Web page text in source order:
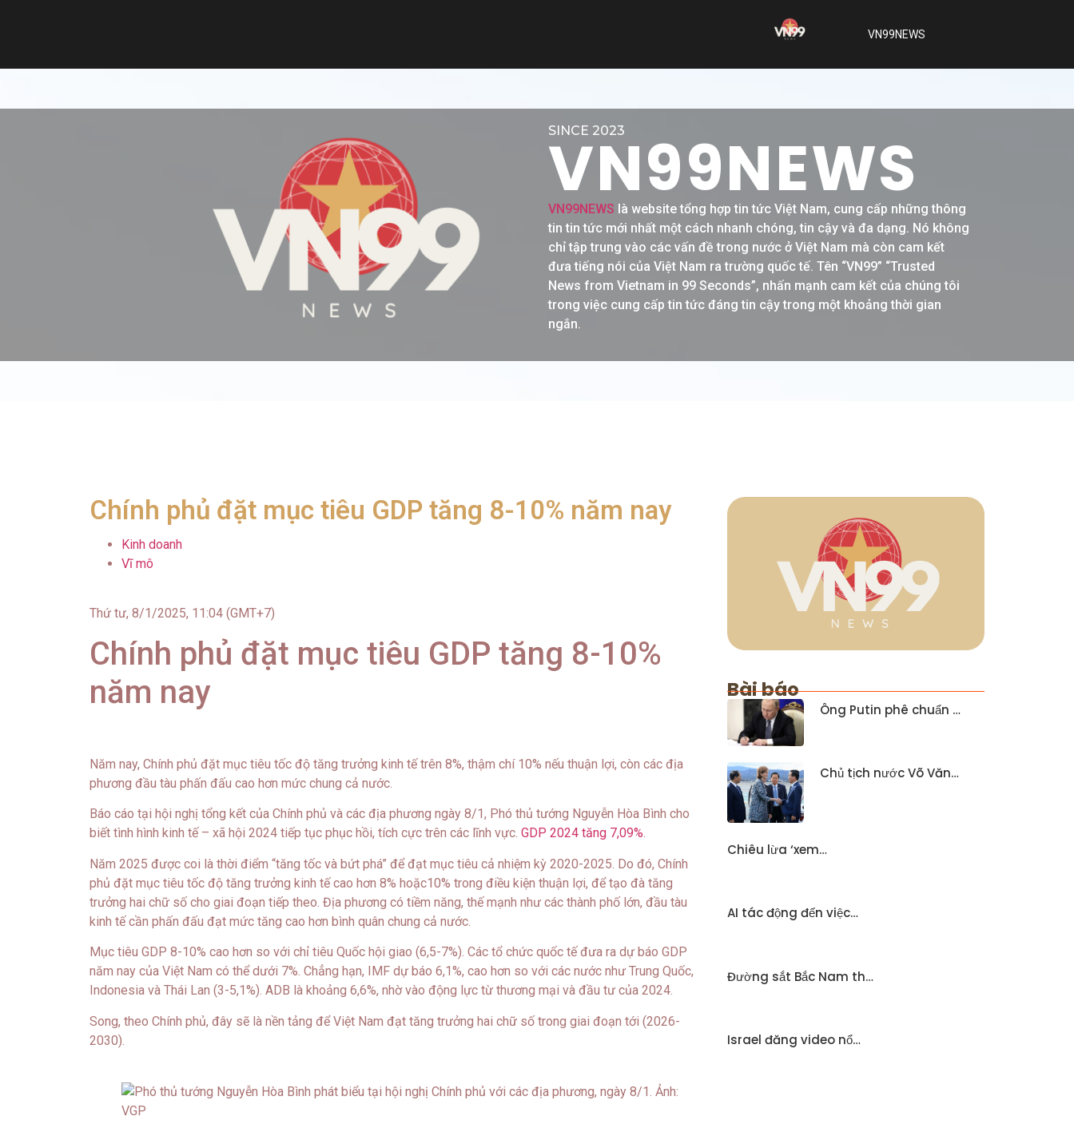
VN99NEWS
SINCE 2023
VN99NEWS
VN99NEWS là website tổng hợp tin tức Việt Nam, cung cấp những thông
tin tin tức mới nhất một cách nhanh chóng, tin cậy và đa dạng. Nó không
chỉ tập trung vào các vấn đề trong nước ở Việt Nam mà còn cam kết
đưa tiếng nói của Việt Nam ra trường quốc tế. Tên “VN99” “Trusted
News from Vietnam in 99 Seconds”, nhấn mạnh cam kết của chúng tôi
trong việc cung cấp tin tức đáng tin cậy trong một khoảng thời gian
ngắn.
Chính phủ đặt mục tiêu GDP tăng 8-10% năm nay
Kinh doanh
Vĩ mô
Thứ tư, 8/1/2025, 11:04 (GMT+7)
Chính phủ đặt mục tiêu GDP tăng 8-10%
năm nay
Năm nay, Chính phủ đặt mục tiêu tốc độ tăng trưởng kinh tế trên 8%, thậm chí 10% nếu thuận lợi, còn các địa
phương đầu tàu phấn đấu cao hơn mức chung cả nước.
Báo cáo tại hội nghị tổng kết của Chính phủ và các địa phương ngày 8/1, Phó thủ tướng Nguyễn Hòa Bình cho
biết tình hình kinh tế – xã hội 2024 tiếp tục phục hồi, tích cực trên các lĩnh vực. GDP 2024 tăng 7,09%.
Năm 2025 được coi là thời điểm “tăng tốc và bứt phá” để đạt mục tiêu cả nhiệm kỳ 2020-2025. Do đó, Chính
phủ đặt mục tiêu tốc độ tăng trưởng kinh tế cao hơn 8% hoặc10% trong điều kiện thuận lợi, để tạo đà tăng
trưởng hai chữ số cho giai đoạn tiếp theo. Địa phương có tiềm năng, thế mạnh như các thành phố lớn, đầu tàu
kinh tế cần phấn đấu đạt mức tăng cao hơn bình quân chung cả nước.
Mục tiêu GDP 8-10% cao hơn so với chỉ tiêu Quốc hội giao (6,5-7%). Các tổ chức quốc tế đưa ra dự báo GDP
năm nay của Việt Nam có thể dưới 7%. Chẳng hạn, IMF dự báo 6,1%, cao hơn so với các nước như Trung Quốc,
Indonesia và Thái Lan (3-5,1%). ADB là khoảng 6,6%, nhờ vào động lực từ thương mại và đầu tư của 2024.
Song, theo Chính phủ, đây sẽ là nền tảng để Việt Nam đạt tăng trưởng hai chữ số trong giai đoạn tới (2026-
2030).
Bài báo
Ông Putin phê chuẩn …
Chủ tịch nước Võ Văn…
Chiêu lừa ‘xem…
AI tác động đến việc…
Đường sắt Bắc Nam th…
Israel đăng video nổ…